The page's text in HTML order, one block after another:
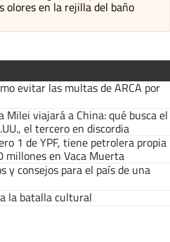
olores en la rejilla del baño
evitar las multas de ARCA por
Milei viajará a China: qué busca el
el tercero en discordia
1 de YPF, tiene petrolera propia
en Vaca Muerta
y consejos para el país de una
la batalla cultural